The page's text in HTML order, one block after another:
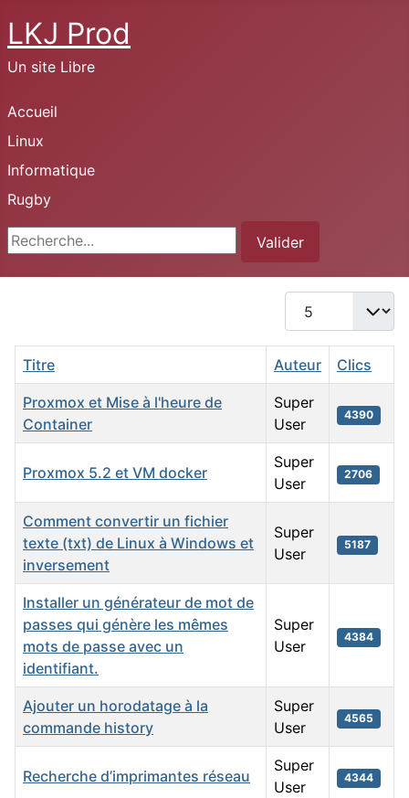
LKJ Prod
Un site Libre
Accueil
Linux
Informatique
Rugby
Rechercher
Valider
Afficher #
Titre Auteur Clics
Proxmox et Mise à l'heure de
Container
Super
User
4390
Proxmox 5.2 et VM docker
Super
User
2706
Comment convertir un fichier
texte (txt) de Linux à Windows et
inversement
Super
User
5187
Installer un générateur de mot de
passes qui génère les mêmes
mots de passe avec un
identifiant.
Super
User
4384
Ajouter un horodatage à la
commande history
Super
User
4565
Recherche d’imprimantes réseau
Super
User
4344